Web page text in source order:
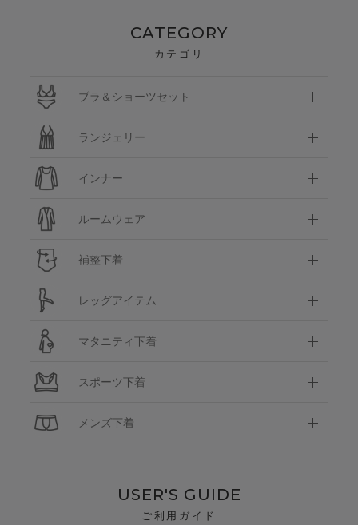
CATEGORY
カテゴリ
ブラ＆ショーツセット
ランジェリー
インナー
ルームウェア
補整下着
レッグアイテム
マタニティ下着
スポーツ下着
メンズ下着
USER'S GUIDE
ご利用ガイド